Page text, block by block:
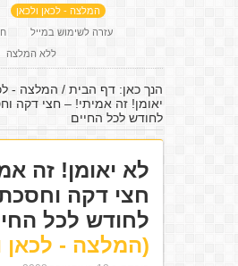
המלצה - לכאן ולכאן
עזרה לשימוש במייל
ללא המלצה
הנך כאן:דף הבית / המלצה -
לחודש לכל החיים
לא יאומן! זה
לחודש לכל
(המלצה - לכאן